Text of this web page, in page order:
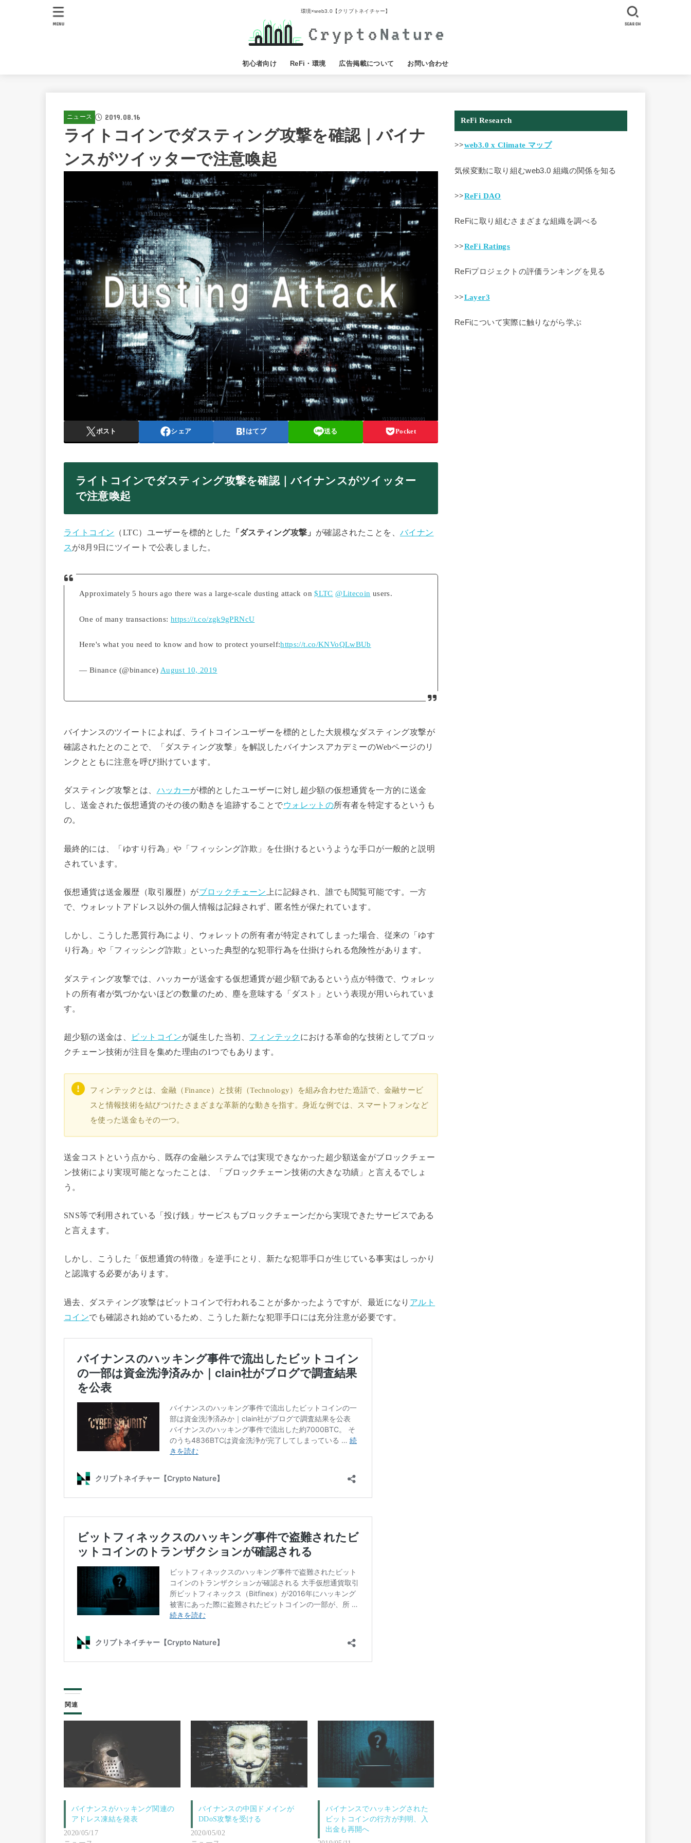
環境×web3.0【クリプトネイチャー】
初心者向け ReFi・環境 広告掲載について お問い合わせ
SEARCH
MENU
ニュース 2019.08.16
ライトコインでダスティング攻撃を確認｜バイナ
ンスがツイッターで注意喚起
ポスト シェア はてブ 送る Pocket
ライトコインでダスティング攻撃を確認｜バイナンスがツイッター
で注意喚起
ライトコイン （LTC）ユーザーを標的とした 「ダスティング攻撃」 が確認されたことを、 バイナン
スが8月9日にツイートで公表しました。
Approximately 5 hours ago there was a large-scale dusting attack on$LTC @Litecoin users.
One of many transactions: https://t.co/zgk9gPRNcU
Here's what you need to know and how to protect yourself:https://t.co/KNVoQLwBUb
— Binance (@binance) August 10, 2019
バイナンスのツイートによれば、ライトコインユーザーを標的とした大規模なダスティング攻撃が
確認されたとのことで、「ダスティング攻撃」を解説したバイナンスアカデミーのWebページのリ
ンクとともに注意を呼び掛けています。
ダスティング攻撃とは、 ハッカーが標的としたユーザーに対し超少額の仮想通貨を一方的に送金
し、送金された仮想通貨のその後の動きを追跡することでウォレットの所有者を特定するというも
の。
最終的には、「ゆすり行為」や「フィッシング詐欺」を仕掛けるというような手口が一般的と説明
されています。
仮想通貨は送金履歴（取引履歴）がブロックチェーン上に記録され、誰でも閲覧可能です。一方
で、ウォレットアドレス以外の個人情報は記録されず、匿名性が保たれています。
しかし、こうした悪質行為により、ウォレットの所有者が特定されてしまった場合、従来の「ゆす
り行為」や「フィッシング詐欺」といった典型的な犯罪行為を仕掛けられる危険性があります。
ダスティング攻撃では、ハッカーが送金する仮想通貨が超少額であるという点が特徴で、ウォレッ
トの所有者が気づかないほどの数量のため、塵を意味する「ダスト」という表現が用いられていま
す。
超少額の送金は、 ビットコインが誕生した当初、 フィンテック における革命的な技術としてブロッ
クチェーン技術が注目を集めた理由の1つでもあります。
フィンテックとは、金融（Finance）と技術（Technology）を組み合わせた造語で、金融サービ
スと情報技術を結びつけたさまざまな革新的な動きを指す。身近な例では、スマートフォンなど
を使った送金もその一つ。
送金コストという点から、既存の金融システムでは実現できなかった超少額送金がブロックチェー
ン技術により実現可能となったことは、「ブロックチェーン技術の大きな功績」と言えるでしょ
う。
SNS等で利用されている「投げ銭」サービスもブロックチェーンだから実現できたサービスである
と言えます。
しかし、こうした「仮想通貨の特徴」を逆手にとり、新たな犯罪手口が生じている事実はしっかり
と認識する必要があります。
過去、ダスティング攻撃はビットコインで行われることが多かったようですが、最近になり アルト
コインでも確認され始めているため、こうした新たな犯罪手口には充分注意が必要です。
関連
バイナンスがハッキング関連の
アドレス凍結を発表
2020/05/17
バイナンスの中国ドメインが
DDoS攻撃を受ける
2020/05/02
バイナンスでハッキングされた
ビットコインの行方が判明、入
出金も再開へ
ReFi Research
>>web3.0 x Climate マップ
気候変動に取り組むweb3.0 組織の関係を知る
>>ReFi DAO
ReFiに取り組むさまざまな組織を調べる
>>ReFi Ratings
ReFiプロジェクトの評価ランキングを見る
>>Layer3
ReFiについて実際に触りながら学ぶ